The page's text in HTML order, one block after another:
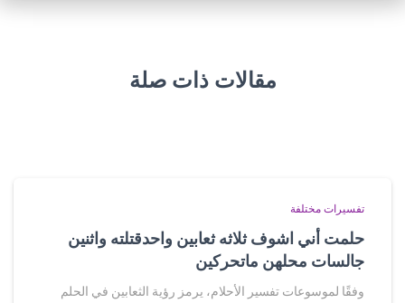
مقالات ذات صلة
تفسيرات مختلفة
حلمت أني اشوف ثلاثه ثعابين واحدقتلته واثنين
جالسات محلهن ماتحركين
وفقًا لموسوعات تفسير الأحلام، يرمز رؤية الثعابين في الحلم